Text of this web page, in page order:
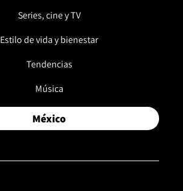
Series, cine y TV
Estilo de vida y bienestar
Tendencias
Música
México